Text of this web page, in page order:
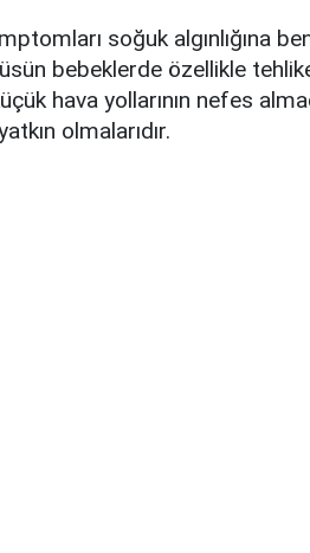
soğuk algınlığına
bebeklerde özellikle
hava yollarının nefes
olmalarıdır.